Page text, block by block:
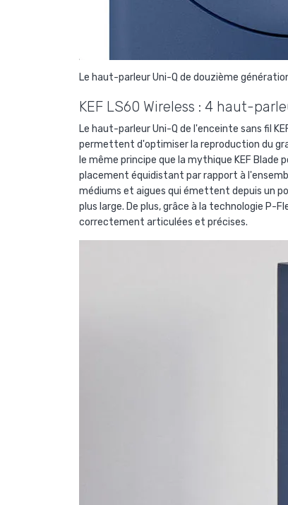
Le haut-parleur Uni-Q de douzième
KEF LS60 Wireless : 4 haut-
Le haut-parleur Uni-Q de l'enceinte sans fil
permettent d'optimiser la reproduction du
le même principe que la mythique KEF
placement équidistant par rapport à
médiums et aigues qui émettent depuis un
plus large. De plus, grâce à la technologie P-
correctement articulées et précises.